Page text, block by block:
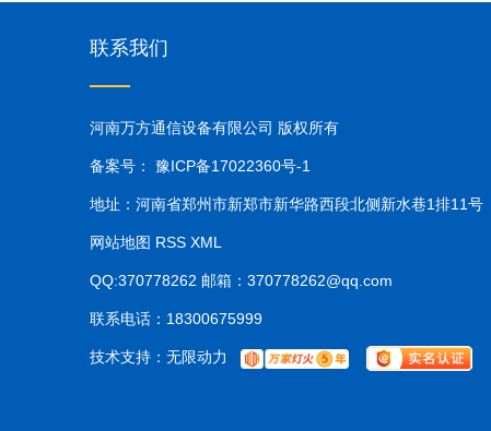
联系我们
河南万方通信设备有限公司 版权所有
备案号： 豫ICP备17022360号-1
地址：河南省郑州市新郑市新华路西段北侧新水巷1排11号
网站地图 RSS XML
QQ:370778262 邮箱：370778262@qq.com
联系电话：18300675999
技术支持： 无限动力